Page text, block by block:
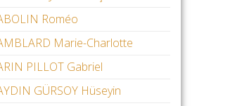
Roméo
Marie-Charlotte
PILLOT Gabriel
GÜRSOY Hüseyin